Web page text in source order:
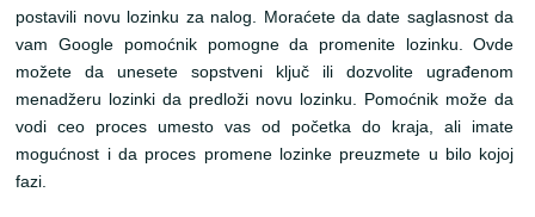
postavili novu lozinku za nalog. Moraćete da date saglasnost da
vam Google pomoćnik pomogne da promenite lozinku. Ovde
možete da unesete sopstveni ključ ili dozvolite ugrađenom
menadžeru lozinki da predloži novu lozinku. Pomoćnik može da
vodi ceo proces umesto vas od početka do kraja, ali imate
mogućnost i da proces promene lozinke preuzmete u bilo kojoj
fazi.